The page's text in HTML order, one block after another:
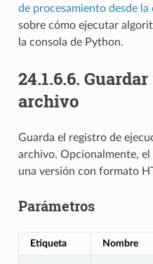
de procesamiento desde la
sobre cómo ejecutar
la consola de Python.
24.1.6.6.
archivo
Guarda el registro de
archivo. Opcionalmente, el
una versión con formato
Parámetros
Etiqueta Nombre